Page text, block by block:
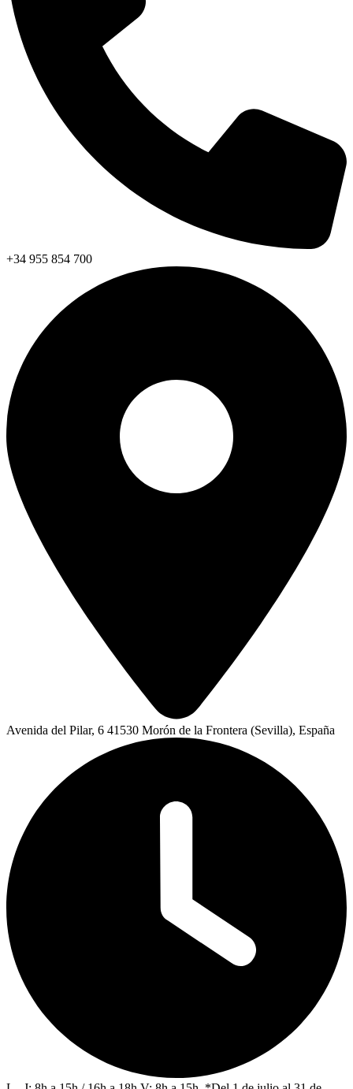
+34 955 854 700
Avenida del Pilar, 6 41530 Morón de la Frontera (Sevilla), España